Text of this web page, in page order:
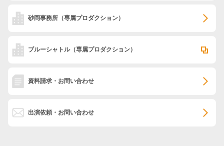
砂岡事務所 （専属プロダクション）
ブルーシャトル（専属プロダクション）
資料請求・お問い合わせ
出演依頼・お問い合わせ